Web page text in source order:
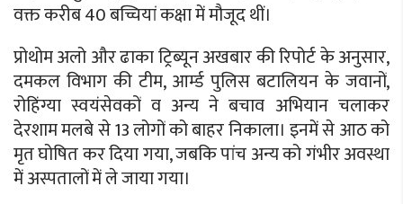
वक्त करीब 40 बच्चियां कक्षा में मौजूद थीं।
प्रोथोम अलो और ढाका ट्रिब्यून अखबार की रिपोर्ट के अनुसार,
दमकल विभाग की टीम, आर्म्ड पुलिस बटालियन के जवानों,
रोहिंग्या स्वयंसेवकों व अन्य ने बचाव अभियान चलाकर
देरशाम मलबे से 13 लोगों को बाहर निकाला। इनमें से आठ को
मृत घोषित कर दिया गया, जबकि पांच अन्य को गंभीर अवस्था
में अस्पतालों में ले जाया गया।